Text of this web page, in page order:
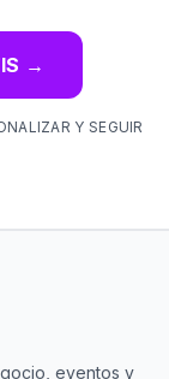
→
Y SEGUIR
eventos y